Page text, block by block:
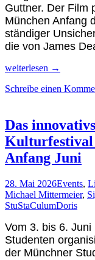
Guttner. Der Film
München Anfang
ständiger
die von James
Feier-
&
auf
dem
43.
Filmfest
München
weiterlesen →
Schreibe einen
Das
Kulturfestival
Anfang Juni
28. Mai 2026Events,
Michael Mittermeier,
StuStaCulumDoris
Vom 3. bis 6.
Studenten
der Münchner